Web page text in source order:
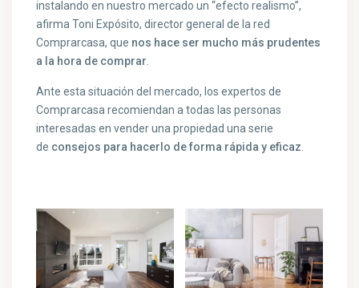
instalando en nuestro mercado un “efecto realismo”,
afirma Toni Expósito, director general de la red
Comprarcasa, que nos hace ser mucho más prudentes
a la hora de comprar
Ante esta situación del mercado, los expertos de
Comprarcasa recomiendan a todas las personas
interesadas en vender una propiedad una serie
de consejos para hacerlo de forma rápida y eficaz